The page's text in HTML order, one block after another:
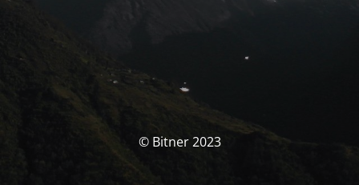
© Bitner 2023